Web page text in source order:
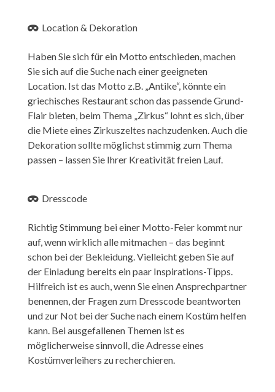
Location & Dekoration
Haben Sie sich für ein Motto entschieden, machen
Sie sich auf die Suche nach einer geeigneten
Location. Ist das Motto z.B. „Antike“, könnte ein
griechisches Restaurant schon das passende Grund-
Flair bieten, beim Thema „Zirkus“ lohnt es sich, über
die Miete eines Zirkuszeltes nachzudenken. Auch die
Dekoration sollte möglichst stimmig zum Thema
passen – lassen Sie Ihrer Kreativität freien Lauf.
Dresscode
Richtig Stimmung bei einer Motto-Feier kommt nur
auf, wenn wirklich alle mitmachen – das beginnt
schon bei der Bekleidung. Vielleicht geben Sie auf
der Einladung bereits ein paar Inspirations-Tipps.
Hilfreich ist es auch, wenn Sie einen Ansprechpartner
benennen, der Fragen zum Dresscode beantworten
und zur Not bei der Suche nach einem Kostüm helfen
kann. Bei ausgefallenen Themen ist es
möglicherweise sinnvoll, die Adresse eines
Kostümverleihers zu recherchieren.